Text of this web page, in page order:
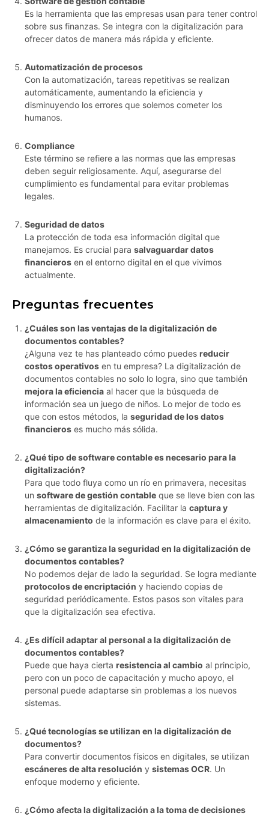
Es la herramienta que las empresas usan para tener control
sobre sus finanzas. Se integra con la digitalización para
ofrecer datos de manera más rápida y eficiente.
Automatización de procesos
Con la automatización, tareas repetitivas se realizan
automáticamente, aumentando la eficiencia y
disminuyendo los errores que solemos cometer los
humanos.
Compliance
Este término se refiere a las normas que las empresas
deben seguir religiosamente. Aquí, asegurarse del
cumplimiento es fundamental para evitar problemas
legales.
Seguridad de datos
La protección de toda esa información digital que
manejamos. Es crucial para salvaguardar datos
financieros en el entorno digital en el que vivimos
actualmente.
Preguntas frecuentes
¿Cuáles son las ventajas de la digitalización de
documentos contables?
¿Alguna vez te has planteado cómo puedes reducir
costos operativos en tu empresa? La digitalización de
documentos contables no solo lo logra, sino que también
mejora la eficiencia al hacer que la búsqueda de
información sea un juego de niños. Lo mejor de todo es
que con estos métodos, la seguridad de los datos
financieros es mucho más sólida.
¿Qué tipo de software contable es necesario para la
digitalización?
Para que todo fluya como un río en primavera, necesitas
un software de gestión contable que se lleve bien con las
herramientas de digitalización. Facilitar la captura y
almacenamiento de la información es clave para el éxito.
¿Cómo se garantiza la seguridad en la digitalización de
documentos contables?
No podemos dejar de lado la seguridad. Se logra mediante
protocolos de encriptación y haciendo copias de
seguridad periódicamente. Estos pasos son vitales para
que la digitalización sea efectiva.
¿Es difícil adaptar al personal a la digitalización de
documentos contables?
Puede que haya cierta resistencia al cambio al principio,
pero con un poco de capacitación y mucho apoyo, el
personal puede adaptarse sin problemas a los nuevos
sistemas.
¿Qué tecnologías se utilizan en la digitalización de
documentos?
Para convertir documentos físicos en digitales, se utilizan
escáneres de alta resolución y sistemas OCR. Un
enfoque moderno y eficiente.
¿Cómo afecta la digitalización a la toma de decisiones